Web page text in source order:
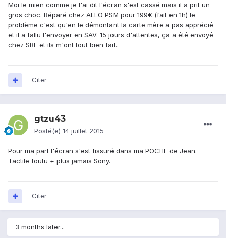
Moi le mien comme je l'ai dit l'écran s'est cassé mais il a prit un
gros choc. Réparé chez ALLO PSM pour 199€ (fait en 1h) le
problème c'est qu'en le démontant la carte mère a pas apprécié
et il a fallu l'envoyer en SAV. 15 jours d'attentes, ça a été envoyé
chez SBE et ils m'ont tout bien fait..
Citer
gtzu43
Posté(e) 14 juillet 2015
Pour ma part l'écran s'est fissuré dans ma POCHE de Jean.
Tactile foutu + plus jamais Sony.
Citer
3 months later...